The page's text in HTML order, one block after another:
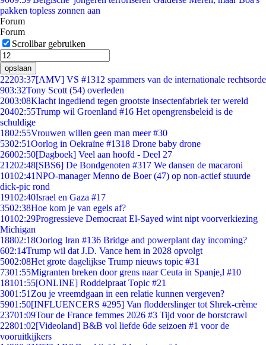
pakken topless zonnen aan
Forum
Forum
Scrollbar gebruiken
opslaan
22203:37[AMV] VS #1312 spammers van de internationale rechtsorde
903:32Tony Scott (54) overleden
2003:08Klacht ingediend tegen grootste insectenfabriek ter wereld
20402:55Trump wil Groenland #16 Het opengrensbeleid is de
schuldige
1802:55Vrouwen willen geen man meer #30
5302:51Oorlog in Oekraïne #1318 Drone baby drone
26002:50[Dagboek] Veel aan hoofd - Deel 27
21202:48[SBS6] De Bondgenoten #317 We dansen de macaroni
10102:41NPO-manager Menno de Boer (47) op non-actief stuurde
dick-pic rond
19102:40Israel en Gaza #17
3502:38Hoe kom je van egels af?
10102:29Progressieve Democraat El-Sayed wint nipt voorverkiezing
Michigan
18802:18Oorlog Iran #136 Bridge and powerplant day incoming?
602:14Trump wil dat J.D. Vance hem in 2028 opvolgt
5002:08Het grote dagelijkse Trump nieuws topic #31
7301:55Migranten breken door grens naar Ceuta in Spanje,l #10
18101:55[ONLINE] Roddelpraat Topic #21
3001:51 Zou je vreemdgaan in een relatie kunnen vergeven?
5901:50[INFLUENCERS #295] Van flodderslinger tot Shrek-crème
23701:09Tour de France femmes 2026 #3 Tijd voor de borstcrawl
22801:02[Videoland] B&B vol liefde 6de seizoen #1 voor de
vooruitkijkers